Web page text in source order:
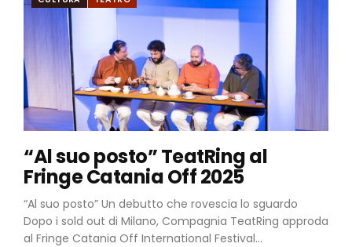
“Al suo posto” TeatRing al
Fringe Catania Off 2025
“Al suo posto” Un debutto che rovescia lo sguardo
Dopo i sold out di Milano, Compagnia TeatRing approda
al Fringe Catania Off International Festival...